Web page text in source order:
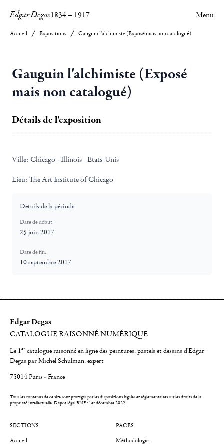
Edgar Degas1834– 1917 Menu
Accueil Expositions Gauguin l'alchimiste (Exposé mais non catalogué)
Gauguin l'alchimiste (Exposé
mais non catalogué)
Détails de l'exposition
Ville: Chicago - Illinois - Etats-Unis
Lieu: The Art Institute of Chicago
Détails de la période
Date de début:
25 juin 2017
Date de fin:
10 septembre 2017
Edgar Degas
CATALOGUE RAISONNÉ NUMÉRIQUE
Le 1er catalogue raisonné en ligne des peintures, pastels et dessins d'Edgar
Degas par Michel Schulman, expert
75014 Paris - France
Tous les contenus de ce site sont protégés par les dispositions légales et réglementaires sur les droits de la
propriété intellectuelle.Dépot légal BNF : 1er décembre 2022
SECTIONS
Accueil
PAGES
Méthodologie